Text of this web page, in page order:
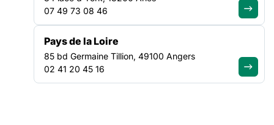
NOS ACTUALITÉS
07 49 73 08 46
Pays de la Loire
85 bd Germaine Tillion, 49100 Angers
02 41 20 45 16